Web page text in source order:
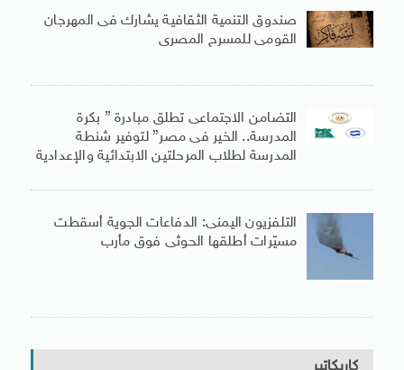
صندوق التنمية الثقافية يشارك فى المهرجان
القومى للمسرح المصرى
التضامن الاجتماعى تطلق مبادرة ” بكرة
المدرسة.. الخير فى مصر” لتوفير شنطة
المدرسة لطلاب المرحلتين الابتدائية والإعدادية
التلفزيون اليمنى: الدفاعات الجوية أسقطت
مسيّرات أطلقها الحوثى فوق مأرب